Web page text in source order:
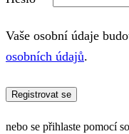
Vaše osobní údaje
osobních údajů.
Registrovat se
nebo se přihlaste pomocí